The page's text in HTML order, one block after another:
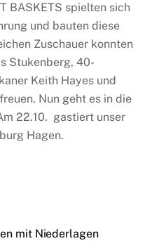
BASKETS spielten sich
und bauten diese
Zuschauer konnten
Stukenberg, 40-
Keith Hayes und
Nun geht es in die
22.10. gastiert unser
Hagen.
mit Niederlagen